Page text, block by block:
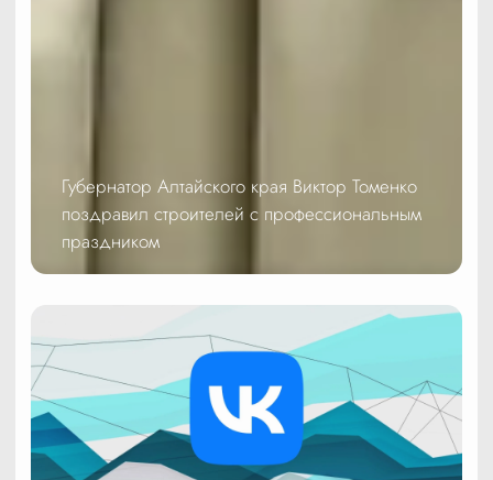
Губернатор Алтайского края Виктор Томенко
поздравил строителей с профессиональным
праздником